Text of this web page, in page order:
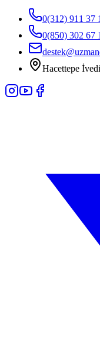
0(312) 911 37
0(850) 302 67
Hacettepe